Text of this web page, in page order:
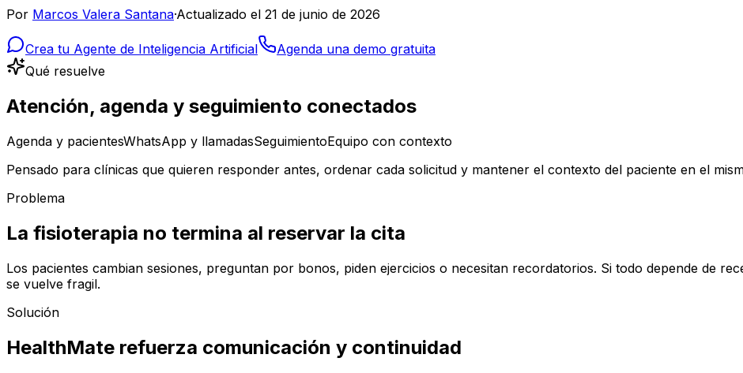
Por Marcos Valera Santana·Actualizado el 21 de junio de 2026
Crea tu Agente de Inteligencia Artificial
Agenda una demo gratuita
Qué resuelve
Atención, agenda y seguimiento conectados
Agenda y pacientesWhatsApp y llamadasSeguimientoEquipo con contexto
Pensado para clínicas que quieren responder antes, ordenar cada solicitud y mantener el contexto del paciente en el
Problema
La fisioterapia no termina al reservar la cita
Los pacientes cambian sesiones, preguntan por bonos, piden ejercicios o necesitan recordatorios. Si todo depende de
se vuelve fragil.
Solución
HealthMate refuerza comunicación y continuidad